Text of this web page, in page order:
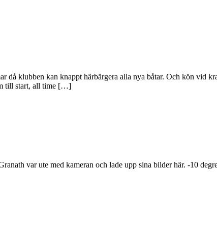
då klubben kan knappt härbärgera alla nya båtar. Och kön vid
till start, all time […]
var ute med kameran och lade upp sina bilder här. -10